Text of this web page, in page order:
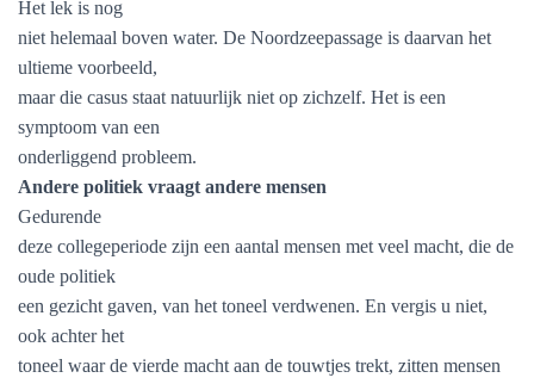
Het lek is nog
niet helemaal boven water. De Noordzeepassage is daarvan het
ultieme voorbeeld,
maar die casus staat natuurlijk niet op zichzelf. Het is een
symptoom van een
onderliggend probleem.
Andere politiek vraagt andere mensen
Gedurende
deze collegeperiode zijn een aantal mensen met veel macht, die de
oude politiek
een gezicht gaven, van het toneel verdwenen. En vergis u niet,
ook achter het
toneel waar de vierde macht aan de touwtjes trekt, zitten mensen